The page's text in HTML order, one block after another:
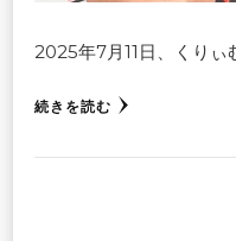
2025年7月11日、くり
続きを読む